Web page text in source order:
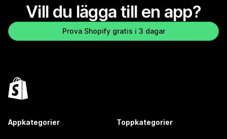
Vill du lägga till en app?
Prova Shopify gratis i 3 dagar
Appkategorier Toppkategorier